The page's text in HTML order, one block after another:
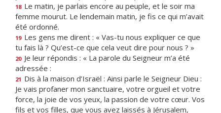
18 Le matin, je parlais encore au peuple, et le soir ma
femme mourut. Le lendemain matin, je fis ce qui m’avait
été ordonné.
19 Les gens me dirent : « Vas-tu nous expliquer ce que
tu fais là ? Qu’est-ce que cela veut dire pour nous ? »
20 Je leur répondis : « La parole du Seigneur m’a été
adressée :
21 Dis à la maison d’Israël : Ainsi parle le Seigneur Dieu :
Je vais profaner mon sanctuaire, votre orgueil et votre
force, la joie de vos yeux, la passion de votre cœur. Vos
fils et vos filles, que vous avez laissés à Jérusalem,